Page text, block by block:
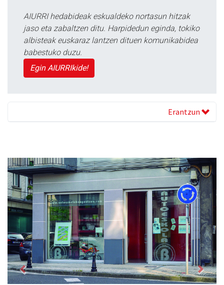
AIURRI hedabideak eskualdeko nortasun hitzak
jaso eta zabaltzen ditu. Harpidedun eginda, tokiko
albisteak euskaraz lantzen dituen komunikabidea
babestuko duzu.
Egin AIURRIkide!
Erantzun
Previous Next